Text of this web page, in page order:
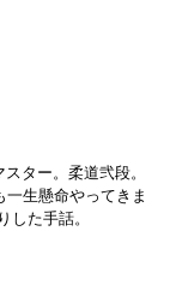
ター。柔道弐段。
生懸命やってきま
した手話。